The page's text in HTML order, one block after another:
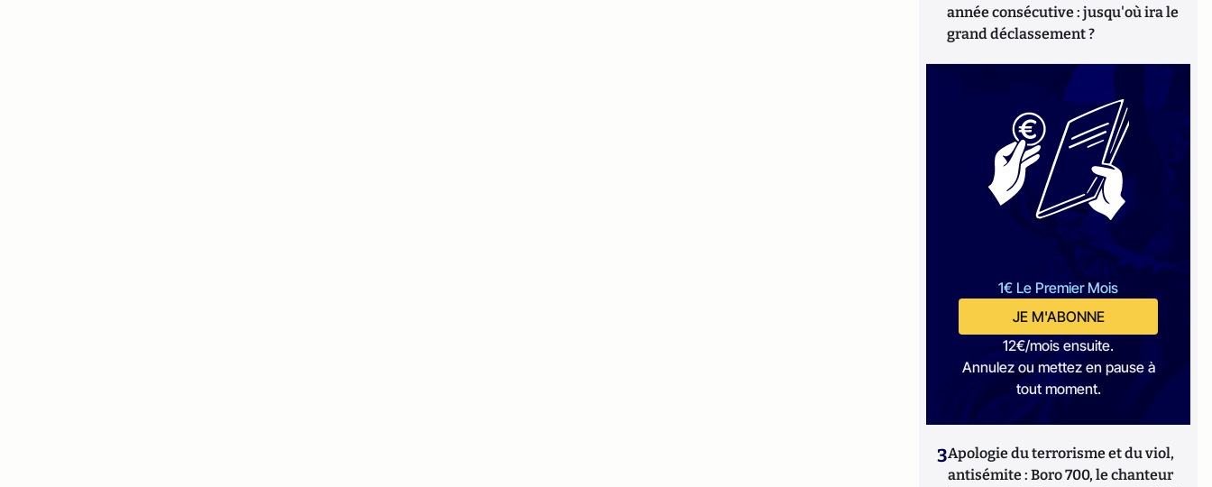
année consécutive : jusqu'où ira le
grand déclassement ?
1€ Le Premier Mois
JE M'ABONNE
12€/mois ensuite.
Annulez ou mettez en pause à
tout moment.
3Apologie du terrorisme et du viol,
antisémite : Boro 700, le chanteur